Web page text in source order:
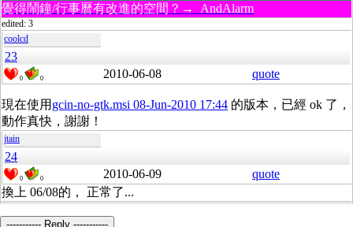
覺得鬧鐘/行事曆有改進的空間？→ AndAlarm
edited: 3
coolcd
23
0 0 2010-06-08 quote
現在使用 gcin-no-gtk.msi 08-Jun-2010 17:44 的版本，已經 ok 了，
動作真快，謝謝！
jtain
24
0 0 2010-06-09
quote
換上 06/08的， 正常了...
----------- Reply -----------